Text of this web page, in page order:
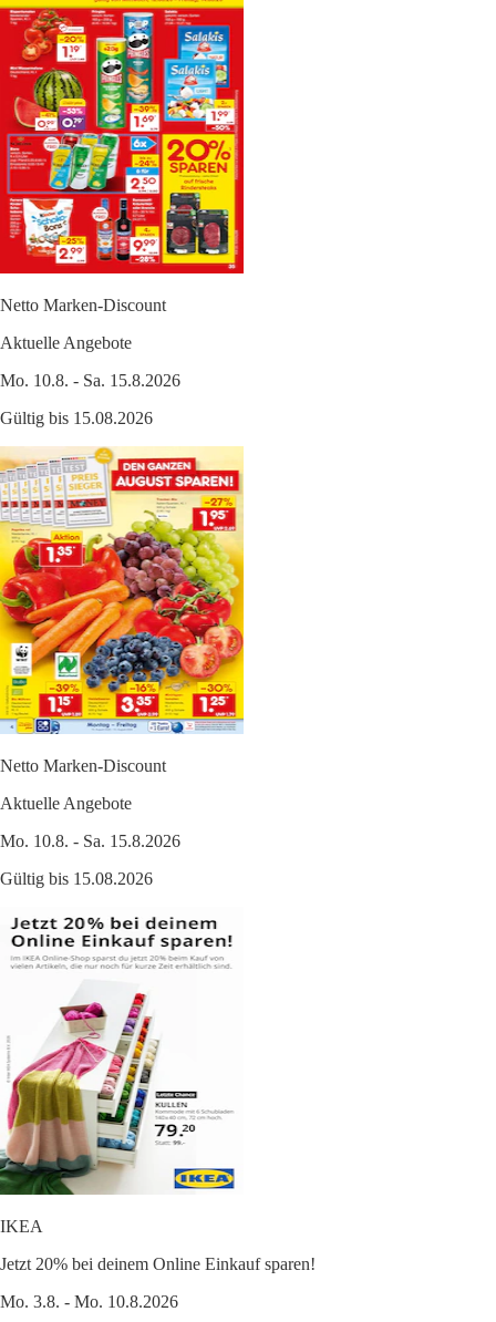
Netto Marken-Discount
Aktuelle Angebote
Mo. 10.8. - Sa. 15.8.2026
Gültig bis 15.08.2026
Netto Marken-Discount
Aktuelle Angebote
Mo. 10.8. - Sa. 15.8.2026
Gültig bis 15.08.2026
IKEA
Jetzt 20% bei deinem Online Einkauf sparen!
Mo. 3.8. - Mo. 10.8.2026